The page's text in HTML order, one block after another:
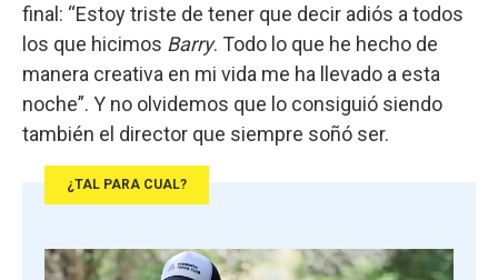
final: “Estoy triste de tener que decir adiós a todos
los que hicimos Barry. Todo lo que he hecho de
manera creativa en mi vida me ha llevado a esta
noche”. Y no olvidemos que lo consiguió siendo
también el director que siempre soñó ser.
¿TAL PARA CUAL?